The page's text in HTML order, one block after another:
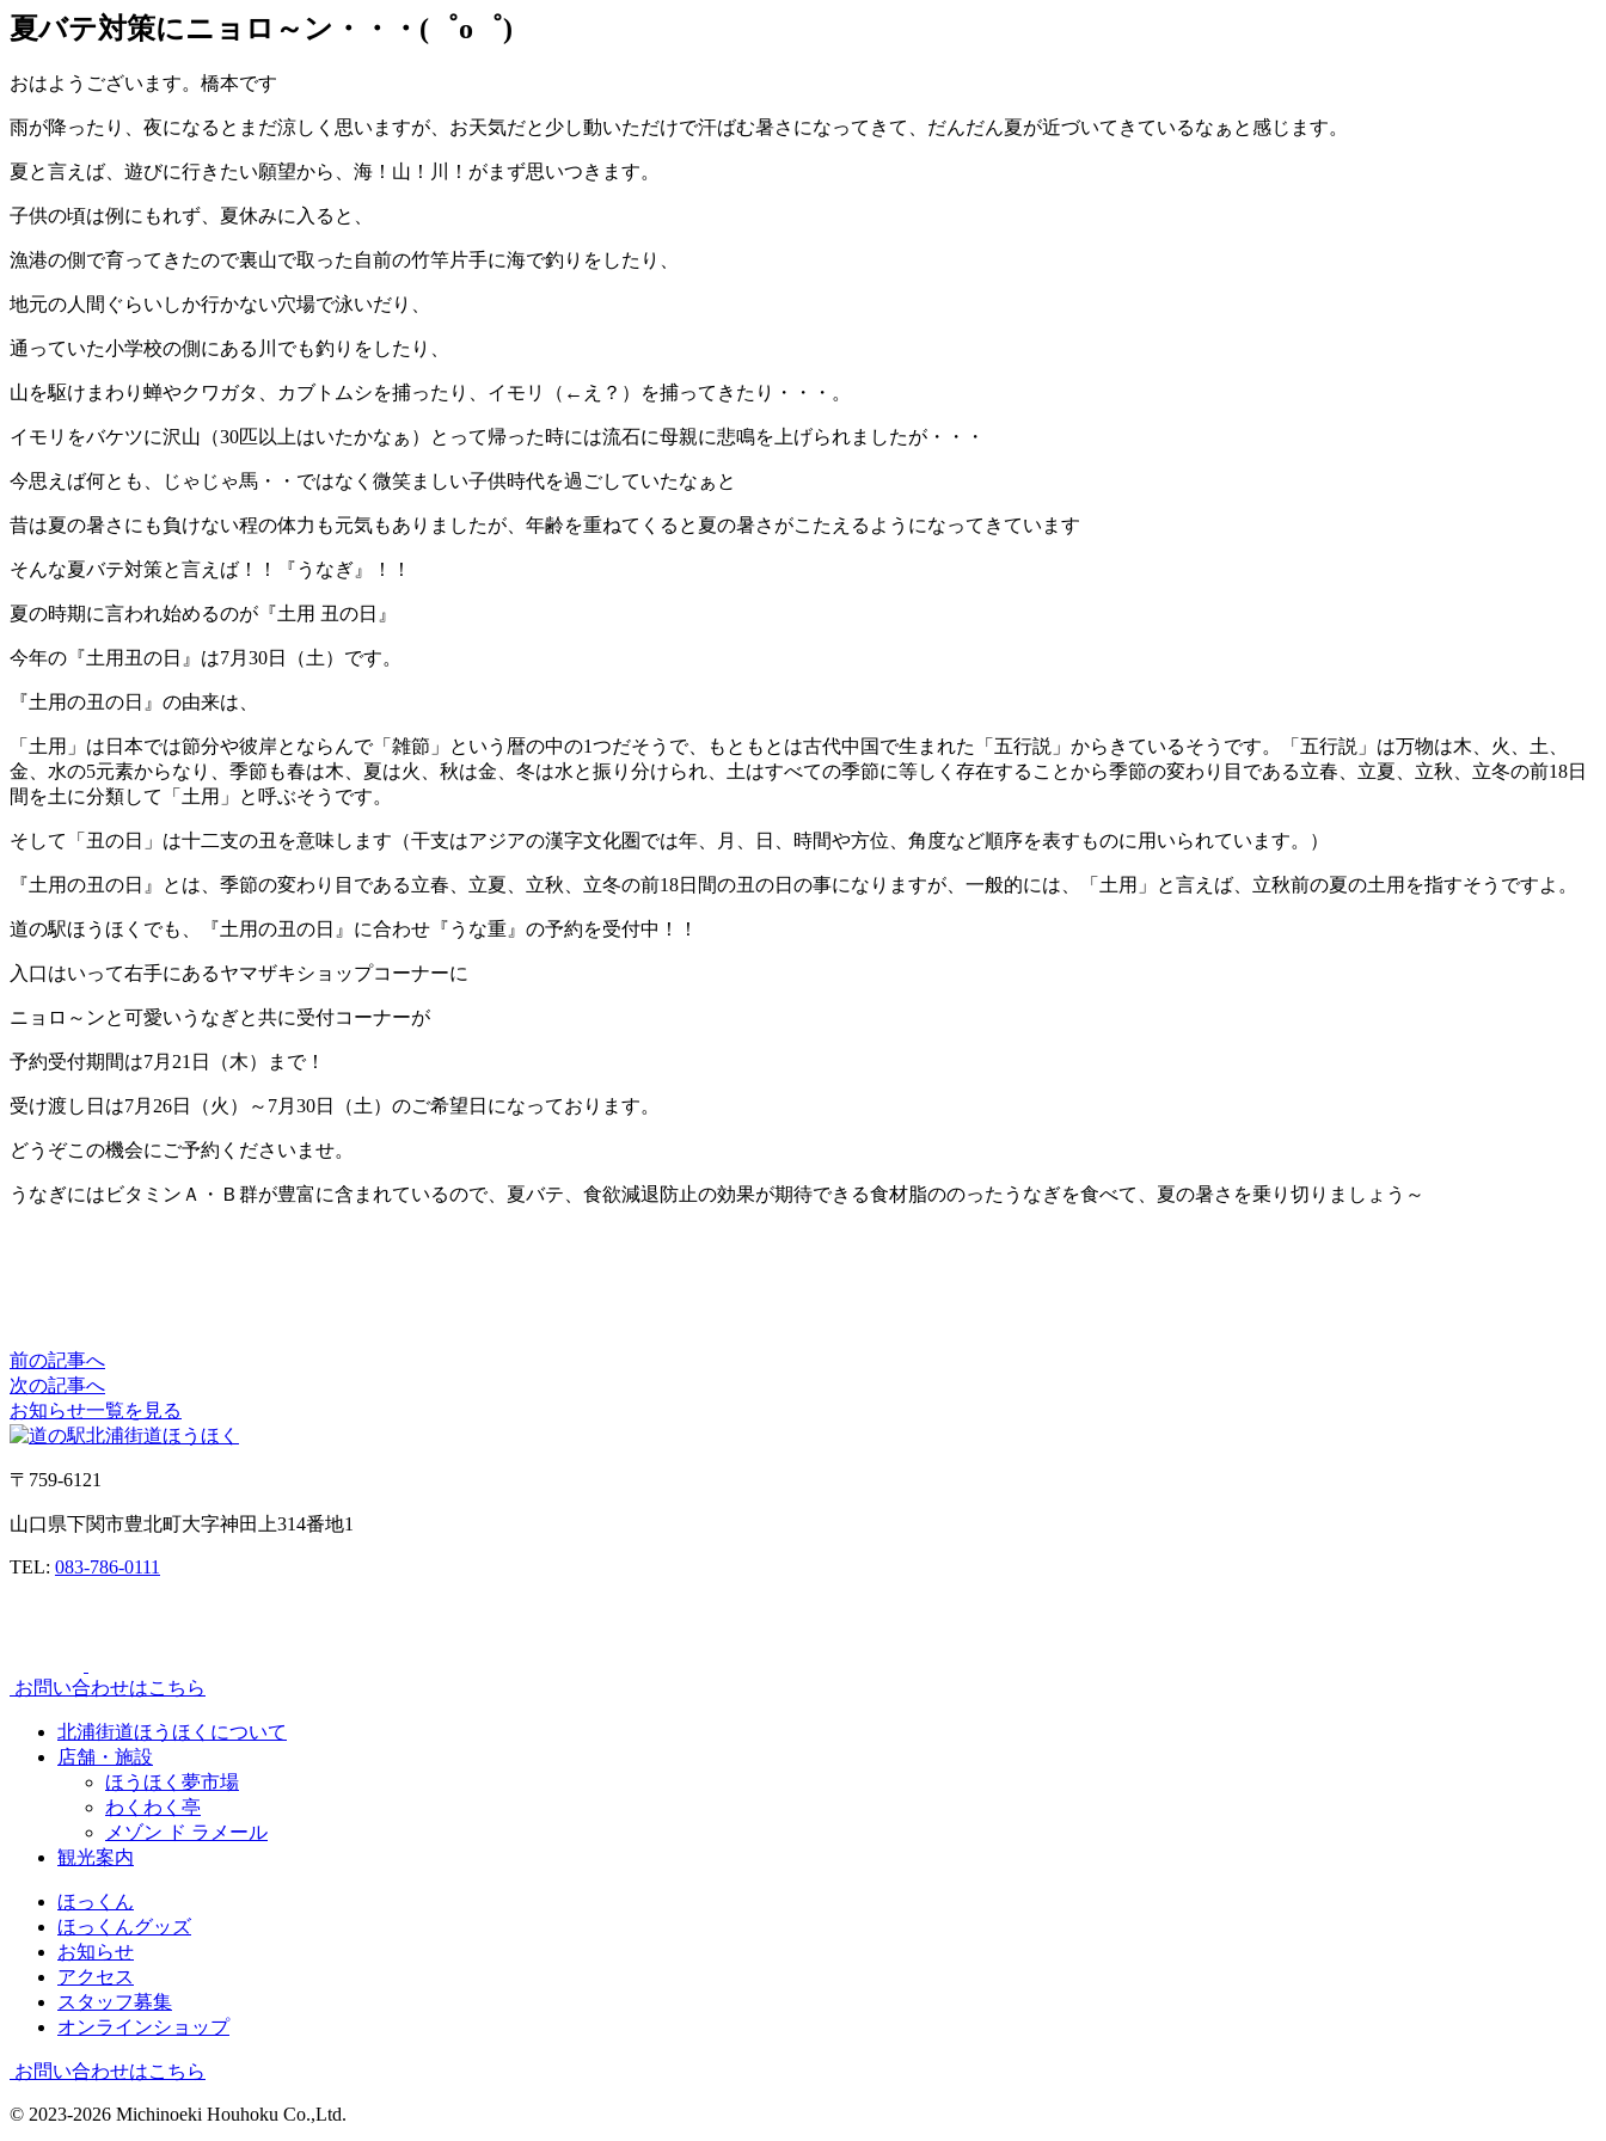
夏バテ対策にニョロ～ン・・・(゜o゜)
おはようございます。橋本です
雨が降ったり、夜になるとまだ涼しく思いますが、お天気だと少し動いただけで汗ばむ暑さになってきて、だんだん夏が近づいてきているなぁと感じます。
夏と言えば、遊びに行きたい願望から、海！山！川！がまず思いつきます。
子供の頃は例にもれず、夏休みに入ると、
漁港の側で育ってきたので裏山で取った自前の竹竿片手に海で釣りをしたり、
地元の人間ぐらいしか行かない穴場で泳いだり、
通っていた小学校の側にある川でも釣りをしたり、
山を駆けまわり蝉やクワガタ、カブトムシを捕ったり、イモリ（←え？）を捕ってきたり・・・。
イモリをバケツに沢山（30匹以上はいたかなぁ）とって帰った時には流石に母親に悲鳴を上げられましたが・・・
今思えば何とも、じゃじゃ馬・・ではなく微笑ましい子供時代を過ごしていたなぁと
昔は夏の暑さにも負けない程の体力も元気もありましたが、年齢を重ねてくると夏の暑さがこたえるようになってきています
そんな夏バテ対策と言えば！！『うなぎ』！！
夏の時期に言われ始めるのが『土用 丑の日』
今年の『土用丑の日』は7月30日（土）です。
『土用の丑の日』の由来は、
「土用」は日本では節分や彼岸とならんで「雑節」という暦の中の1つだそうで、もともとは古代中国で生まれた「五行説」からきているそうです。「五行説」は万物は木、火、土、
金、水の5元素からなり、季節も春は木、夏は火、秋は金、冬は水と振り分けられ、土はすべての季節に等しく存在することから季節の変わり目である立春、立夏、立秋、立冬の前18日
間を土に分類して「土用」と呼ぶそうです。
そして「丑の日」は十二支の丑を意味します（干支はアジアの漢字文化圏では年、月、日、時間や方位、角度など順序を表すものに用いられています。）
『土用の丑の日』とは、季節の変わり目である立春、立夏、立秋、立冬の前18日間の丑の日の事になりますが、一般的には、「土用」と言えば、立秋前の夏の土用を指すそうですよ。
道の駅ほうほくでも、『土用の丑の日』に合わせ『うな重』の予約を受付中！！
入口はいって右手にあるヤマザキショップコーナーに
ニョロ～ンと可愛いうなぎと共に受付コーナーが
予約受付期間は7月21日（木）まで！
受け渡し日は7月26日（火）～7月30日（土）のご希望日になっております。
どうぞこの機会にご予約くださいませ。
うなぎにはビタミンＡ・Ｂ群が豊富に含まれているので、夏バテ、食欲減退防止の効果が期待できる食材脂ののった うなぎを食べて、夏の暑さを乗り切りましょう～
前の記事へ
次の記事へ
お知らせ一覧を見る
〒759-6121
山口県下関市豊北町大字神田上314番地1
TEL: 083-786-0111
お問い合わせはこちら
北浦街道ほうほくについて
店舗・施設
ほうほく夢市場
わくわく亭
メゾン ド ラメール
観光案内
ほっくん
ほっくんグッズ
お知らせ
アクセス
スタッフ募集
オンラインショップ
お問い合わせはこちら
© 2023-2026 Michinoeki Houhoku Co.,Ltd.